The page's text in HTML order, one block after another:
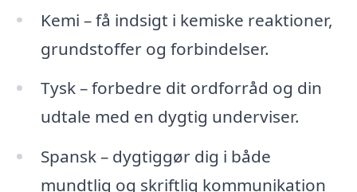
Kemi – få indsigt i kemiske reaktioner,
grundstoffer og forbindelser.
Tysk – forbedre dit ordforråd og din
udtale med en dygtig underviser.
Spansk – dygtiggør dig i både
mundtlig og skriftlig kommunikation